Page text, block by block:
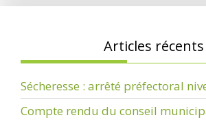
Articles récents
Sécheresse : arrêté préfectoral
Compte rendu du conseil